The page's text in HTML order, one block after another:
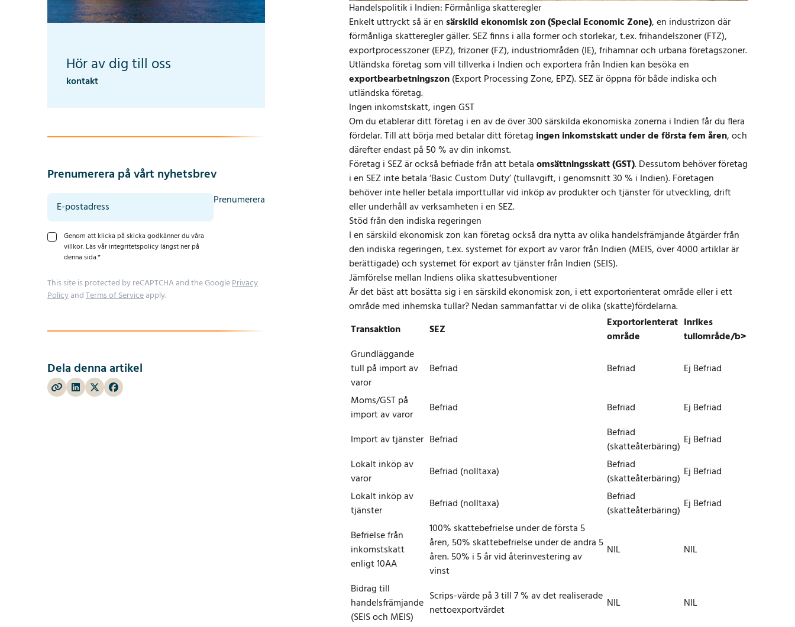
Hör av dig till oss
kontakt
Prenumerera på vårt nyhetsbrev
Genom att klicka på skicka godkänner du våra
villkor. Läs vår integritetspolicy längst ner på
denna sida.*
Prenumerera
This site is protected by reCAPTCHA and the GooglePrivacy
PolicyandTerms of Serviceapply.
Dela denna artikel
Handelspolitik i Indien: Förmånliga skatteregler
Enkelt uttryckt så är ensärskild ekonomisk zon (Special Economic Zone), en industrizon där
förmånliga skatteregler gäller. SEZ finns i alla former och storlekar, t.ex. frihandelszoner (FTZ),
exportprocesszoner (EPZ), frizoner (FZ), industriområden (IE), frihamnar och urbana företagszoner.
Utländska företag som vill tillverka i Indien och exportera från Indien kan besöka en
exportbearbetningszon(Export Processing Zone, EPZ). SEZ är öppna för både indiska och
utländska företag.
Ingen inkomstskatt, ingen GST
Om du etablerar ditt företag i en av de över 300 särskilda ekonomiska zonerna i Indien får du flera
fördelar. Till att börja med betalar ditt företagingen inkomstskatt under de första fem åren, och
därefter endast på 50 % av din inkomst.
Företag i SEZ är också befriade från att betalaomsättningsskatt (GST). Dessutom behöver företag
i en SEZ inte betala ‘Basic Custom Duty’ (tullavgift, i genomsnitt 30 % i Indien). Företagen
behöver inte heller betala importtullar vid inköp av produkter och tjänster för utveckling, drift
eller underhåll av verksamheten i en SEZ.
Stöd från den indiska regeringen
I en särskild ekonomisk zon kan företag också dra nytta av olika handelsfrämjande åtgärder från
den indiska regeringen, t.ex. systemet för export av varor från Indien (MEIS, över 4000 artiklar är
berättigade) och systemet för export av tjänster från Indien (SEIS).
Jämförelse mellan Indiens olika skattesubventioner
Är det bäst att bosätta sig i en särskild ekonomisk zon, i ett exportorienterat område eller i ett
område med inhemska tullar? Nedan sammanfattar vi de olika (skatte)fördelarna.
Transaktion
SEZ
Exportorienterat
område
Inrikes
tullområde/b>
Grundläggande
tull på import av
varor
Befriad Befriad Ej Befriad
Moms/GST på
import av varor
Befriad Befriad Ej Befriad
Import av tjänster Befriad
Befriad
(skatteåterbäring) Ej Befriad
Lokalt inköp av
varor
Befriad (nolltaxa)
Befriad
(skatteåterbäring) Ej Befriad
Lokalt inköp av
tjänster
Befriad (nolltaxa)
Befriad
(skatteåterbäring) Ej Befriad
Befrielse från
inkomstskatt
enligt 10AA
100% skattebefrielse under de första 5
åren, 50% skattebefrielse under de andra 5
åren. 50% i 5 år vid återinvestering av
vinst
NIL NIL
Bidrag till
handelsfrämjande
(SEIS och MEIS)
Scrips-värde på 3 till 7 % av det realiserade
nettoexportvärdet
NIL NIL